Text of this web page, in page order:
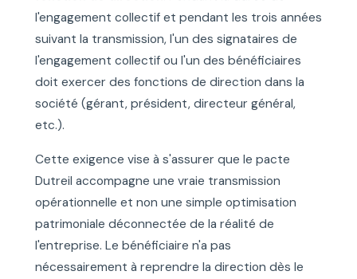
l'engagement collectif et pendant les trois années
suivant la transmission, l'un des signataires de
l'engagement collectif ou l'un des bénéficiaires
doit exercer des fonctions de direction dans la
société (gérant, président, directeur général,
etc.).
Cette exigence vise à s'assurer que le pacte
Dutreil accompagne une vraie transmission
opérationnelle et non une simple optimisation
patrimoniale déconnectée de la réalité de
l'entreprise. Le bénéficiaire n'a pas
nécessairement à reprendre la direction dès le